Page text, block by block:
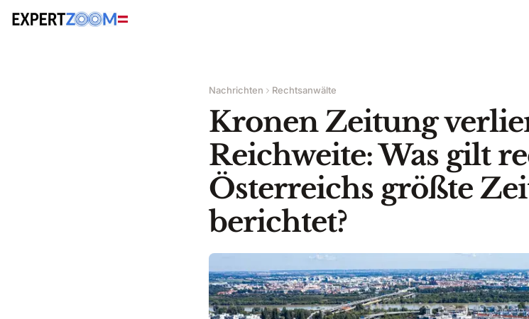
Nachrichten Rechtsanwälte
Kronen Zeitung
Reichweite: Was gilt
Österreichs größte
berichtet?